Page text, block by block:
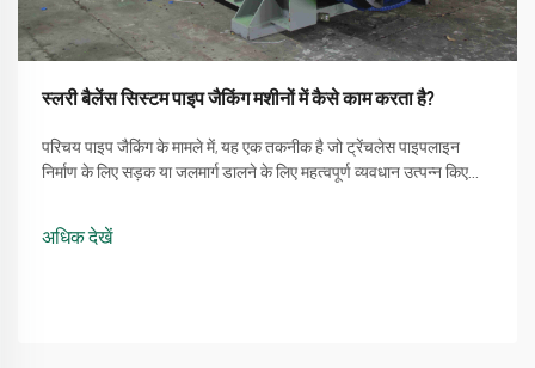
स्लरी बैलेंस सिस्टम पाइप जैकिंग मशीनों में कैसे काम करता है?
परिचय पाइप जैकिंग के मामले में, यह एक तकनीक है जो ट्रेंचलेस पाइपलाइन
निर्माण के लिए सड़क या जलमार्ग डालने के लिए महत्वपूर्ण व्यवधान उत्पन्न किए
विधि को शामिल करती है ...
अधिक देखें